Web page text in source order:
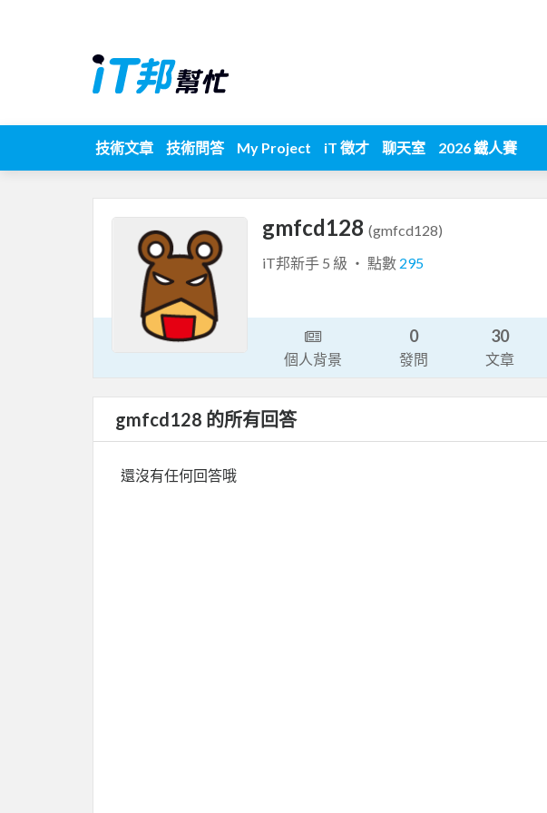
技術文章 技術問答 My Project iT 徵才 聊天室 2026 鐵人賽
gmfcd128 (gmfcd128)
iT邦新手 5 級 ‧ 點數 295
個人背景
0
發問
30
文章
gmfcd128 的所有回答
還沒有任何回答哦